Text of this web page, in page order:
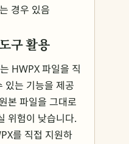
경우 있음
구 활용
HWPX 파일을 직
있는 기능을 제공
본 파일을 그대로
위험이 낮습니다.
를 직접 지원하